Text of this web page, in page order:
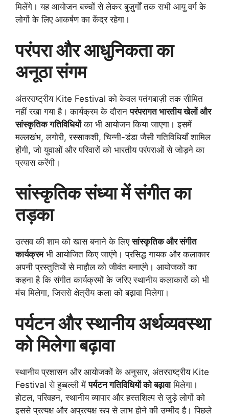
मिलेंगे। यह आयोजन बच्चों से लेकर बुज़ुर्गों तक सभी आयु वर्ग के
लोगों के लिए आकर्षण का केंद्र रहेगा।
परंपरा और आधुनिकता का
अनूठा संगम
अंतरराष्ट्रीय Kite Festival को केवल पतंगबाज़ी तक सीमित
नहीं रखा गया है। कार्यक्रम के दौरानपरंपरागत भारतीय खेलों और
सांस्कृतिक गतिविधियोंका भी आयोजन किया जाएगा। इसमें
मल्लखंभ, लगोरी, रस्साकशी, चिन्नी-डंडा जैसी गतिविधियाँ शामिल
होंगी, जो युवाओं और परिवारों को भारतीय परंपराओं से जोड़ने का
प्रयास करेंगी।
सांस्कृतिक संध्या में संगीत का
तड़का
उत्सव की शाम को खास बनाने के लिएसांस्कृतिक और संगीत
कार्यक्रमभी आयोजित किए जाएंगे। प्रसिद्ध गायक और कलाकार
अपनी प्रस्तुतियों से माहौल को जीवंत बनाएंगे। आयोजकों का
कहना है कि संगीत कार्यक्रमों के जरिए स्थानीय कलाकारों को भी
मंच मिलेगा, जिससे क्षेत्रीय कला को बढ़ावा मिलेगा।
पर्यटन और स्थानीय अर्थव्यवस्था
को मिलेगा बढ़ावा
स्थानीय प्रशासन और आयोजकों के अनुसार, अंतरराष्ट्रीय Kite
Festival से हुब्बल्ली मेंपर्यटन गतिविधियों को बढ़ावामिलेगा।
होटल, परिवहन, स्थानीय व्यापार और हस्तशिल्प से जुड़े लोगों को
इससे प्रत्यक्ष और अप्रत्यक्ष रूप से लाभ होने की उम्मीद है। पिछले